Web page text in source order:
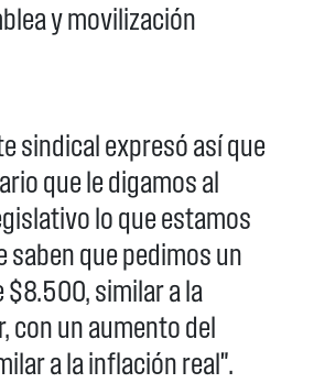
y movilización
sindical expresó así que
que le digamos al
lo que estamos
saben que pedimos un
$8.500, similar a la
con un aumento del
a la inflación real".